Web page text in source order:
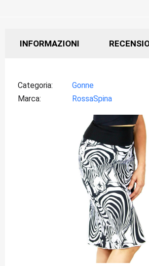
INFORMAZIONI
Categoria
Gonne
Marca
RossaSpina